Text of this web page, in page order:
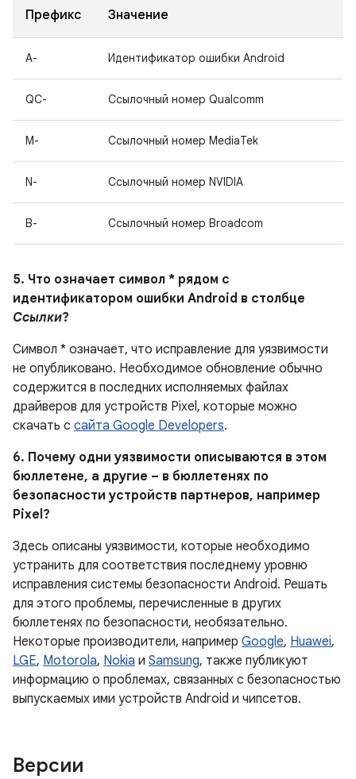
Префикс Значение
A- Идентификатор ошибки Android
QC- Ссылочный номер Qualcomm
M- Ссылочный номер MediaTek
N- Ссылочный номер NVIDIA
B- Ссылочный номер Broadcom
5. Что означает символ * рядом с
идентификатором ошибки Android в столбце
Ссылки?
Символ * означает, что исправление для уязвимости
не опубликовано. Необходимое обновление обычно
содержится в последних исполняемых файлах
драйверов для устройств Pixel, которые можно
скачать с сайта Google Developers.
6. Почему одни уязвимости описываются в этом
бюллетене, а другие – в бюллетенях по
безопасности устройств партнеров, например
Pixel?
Здесь описаны уязвимости, которые необходимо
устранить для соответствия последнему уровню
исправления системы безопасности Android. Решать
для этого проблемы, перечисленные в других
бюллетенях по безопасности, необязательно.
Некоторые производители, например Google, Huawei,
LGE, Motorola, Nokia и Samsung, также публикуют
информацию о проблемах, связанных с безопасностью
выпускаемых ими устройств Android и чипсетов.
Версии